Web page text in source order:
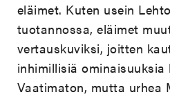
eläimet. Kuten usein
tuotannossa, eläimet
vertauskuviksi, joitten
inhimillisiä ominaisuuksia
Vaatimaton, mutta urhea